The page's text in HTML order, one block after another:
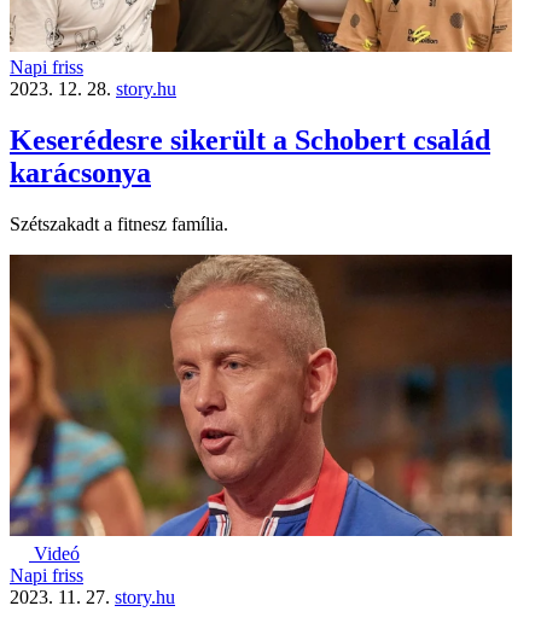
Napi friss
2023. 12. 28. story.hu
Keserédesre sikerült a Schobert család
karácsonya
Szétszakadt a fitnesz família.
Videó
Napi friss
2023. 11. 27. story.hu